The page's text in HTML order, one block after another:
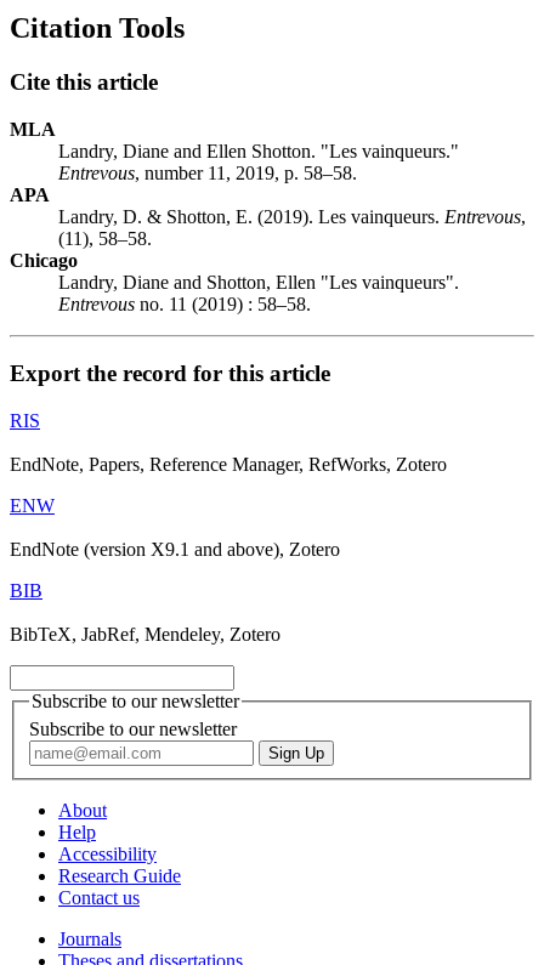
Citation Tools
Cite this article
MLA
Landry, Diane and Ellen Shotton. "Les vainqueurs."
Entrevous, number 11, 2019, p. 58–58.
APA
Landry, D. & Shotton, E. (2019). Les vainqueurs. Entrevous,
(11), 58–58.
Chicago
Landry, Diane and Shotton, Ellen "Les vainqueurs".
Entrevous no. 11 (2019) : 58–58.
Export the record for this article
RIS
EndNote, Papers, Reference Manager, RefWorks, Zotero
ENW
EndNote (version X9.1 and above), Zotero
BIB
BibTeX, JabRef, Mendeley, Zotero
Subscribe to our newsletter
Subscribe to our newsletter
About
Help
Accessibility
Research Guide
Contact us
Journals